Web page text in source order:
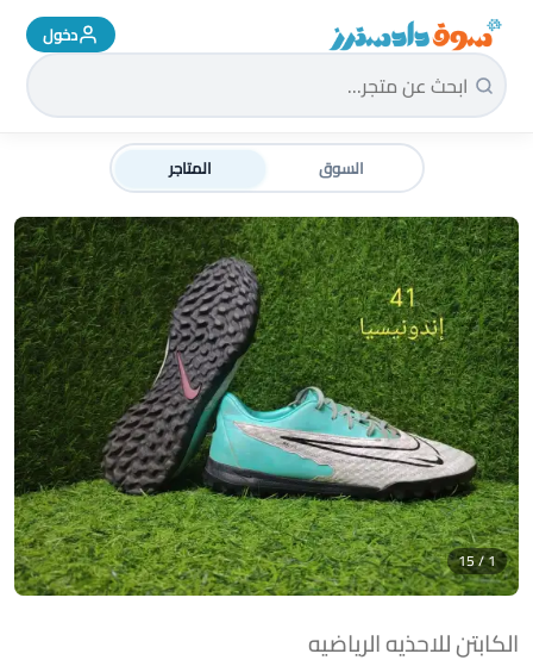
سوق دادسترز الرئيسية دخول
السوق المتاجر
الكابتن للاحذيه الرياضيه
1 / 15